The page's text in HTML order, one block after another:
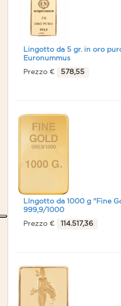
Lingotto da 5 gr. in oro
Euronummus
Prezzo €
578,55
LIngotto da 1000 g "Fine
999,9/1000
Prezzo €
114.517,36